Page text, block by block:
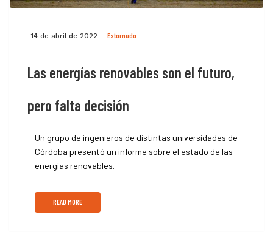
14 de abril de 2022 Estornudo
Las energías renovables son el futuro,
pero falta decisión
Un grupo de ingenieros de distintas universidades de
Córdoba presentó un informe sobre el estado de las
energías renovables.
READ MORE